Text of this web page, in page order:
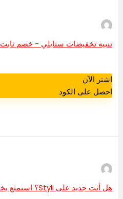
تنبيه تخفيضات ستايلي - خصم ثابت 45% للمستخدمين الجدد + خصم 25% للمستخدمين القدامى
اشتر الآن
احصل على الكود
هل أنت جديد على Styli؟ استمتع بخصم 45% | يحصل المستخدمون الحاليون على خصم 25%